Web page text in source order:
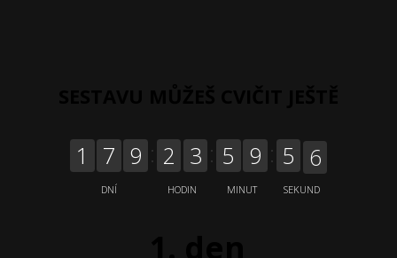
1 7 9
DNÍ
2 3
HODIN
5 9
MINUT
5
6
SEKUND